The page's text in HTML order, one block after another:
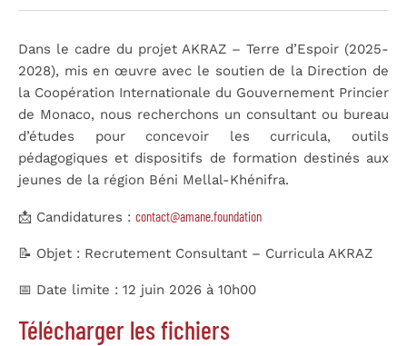
Dans le cadre du projet AKRAZ – Terre d’Espoir (2025-
2028), mis en œuvre avec le soutien de la Direction de
la Coopération Internationale du Gouvernement Princier
de Monaco, nous recherchons un consultant ou bureau
d’études pour concevoir les curricula, outils
pédagogiques et dispositifs de formation destinés aux
jeunes de la région Béni Mellal-Khénifra.
📩 Candidatures : contact@amane.foundation
📝 Objet : Recrutement Consultant – Curricula AKRAZ
📅 Date limite : 12 juin 2026 à 10h00
Télécharger les fichiers